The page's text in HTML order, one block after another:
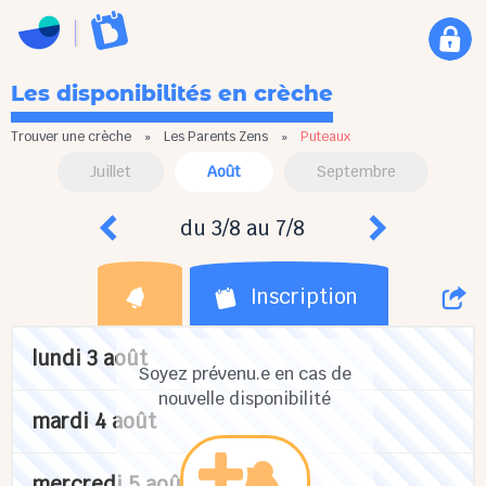
Les disponibilités en crèche
Trouver une crèche » Les Parents Zens » Puteaux
Juillet Août Septembre
du 3/8 au 7/8
Inscription
Soyez prévenu.e en cas de
nouvelle disponibilité
lundi 3 août
mardi 4 août